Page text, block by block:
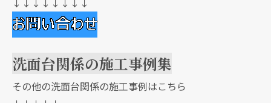
洗面台関係の施工事例集
その他の洗面台関係の施工事例はこちら